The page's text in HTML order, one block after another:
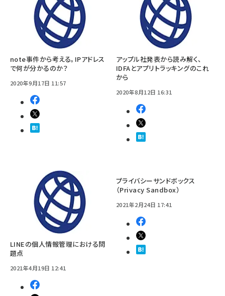
note事件から考える。IPアドレス
で何が分かるのか？
2020年9月17日 11:57
アップル社発表から読み解く、
IDFAとアプリトラッキングのこれ
から
2020年8月12日 16:31
LINEの個人情報管理における問
題点
2021年4月19日 12:41
プライバシーサンドボックス
（Privacy Sandbox）
2021年2月24日 17:41